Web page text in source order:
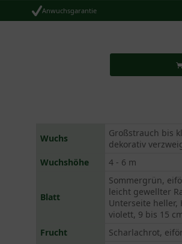
Anwuchsgarantie
Wuchs
Großstrauch bis
dekorativ
Wuchshöhe
4 - 6 m
Blatt
Sommergrün,
leicht gewellter
Unterseite
violett, 9 bis 15
Frucht
Scharlachrot,